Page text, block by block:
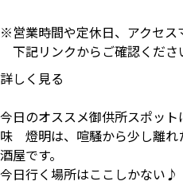
営業時間や定休日、アクセ
下記リンクからご確認くださ
詳しく見る
今日のオススメ御供所スポット
味 燈明は、喧騒から少し離れ
酒屋です。
今日行く場所はここしかない♪